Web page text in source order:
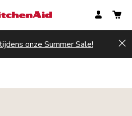
onze Summer Sale!